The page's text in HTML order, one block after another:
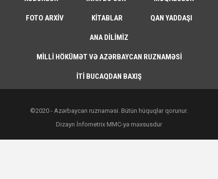
FOTO ARXIV KITABLAR QAN YADDAŞI
ANA DILIMIZ
MILLI HÖKÜMƏT VƏ AZƏRBAYCAN RUZNAMƏSI
İTI BUCAQDAN BAXIŞ
©2020 - Azərbaycan ruznaməsi. Bütün hüquqlar qorunur.
Dizayn İnfometrix MMC-yə məxsusdur